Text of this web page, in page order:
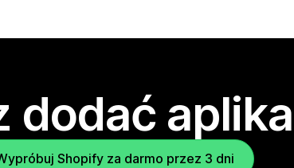
dodać
Shopify za darmo przez 3 dni